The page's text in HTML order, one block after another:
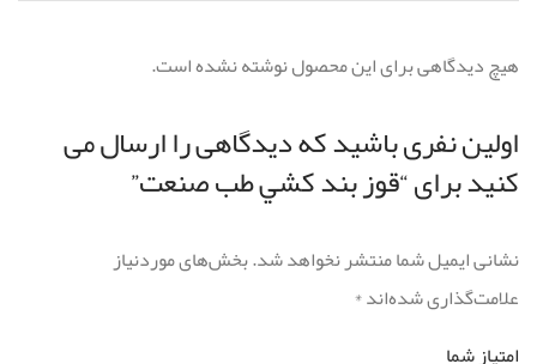
هیچ دیدگاهی برای این محصول نوشته نشده است.
اولین نفری باشید که دیدگاهی را ارسال می
کنید برای “قوز بند كشي طب صنعت”
نشانی ایمیل شما منتشر نخواهد شد.بخش‌های موردنیاز
علامت‌گذاری شده‌اند*
امتیاز شما